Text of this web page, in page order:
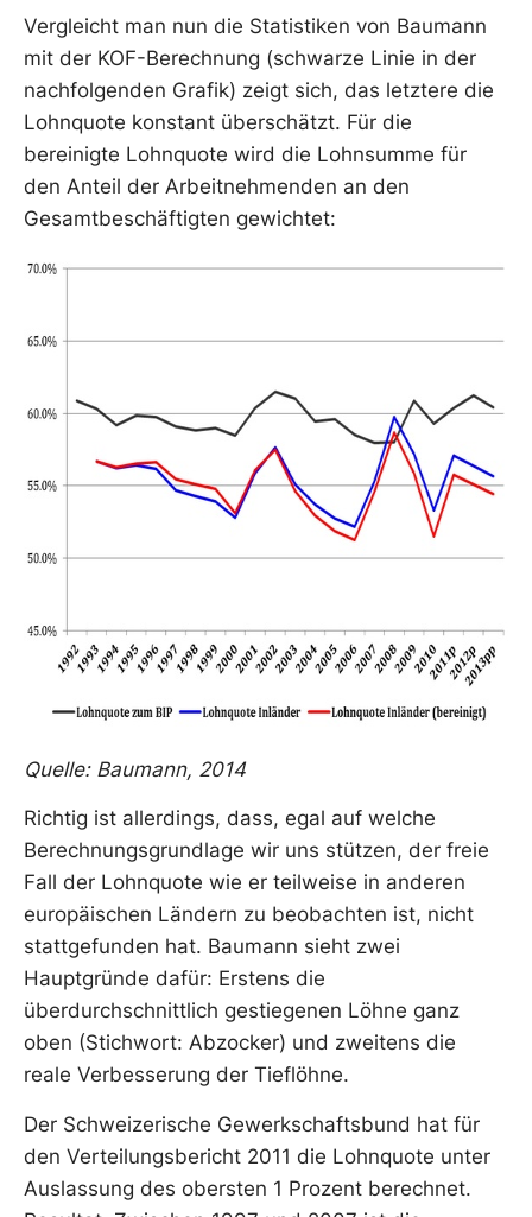
Vergleicht man nun die Statistiken von Baumann
mit der KOF-Berechnung (schwarze Linie in der
nachfolgenden Grafik) zeigt sich, das letztere die
Lohnquote konstant überschätzt. Für die
bereinigte Lohnquote wird die Lohnsumme für
den Anteil der Arbeitnehmenden an den
Gesamtbeschäftigten gewichtet:
Quelle: Baumann, 2014
Richtig ist allerdings, dass, egal auf welche
Berechnungsgrundlage wir uns stützen, der freie
Fall der Lohnquote wie er teilweise in anderen
europäischen Ländern zu beobachten ist, nicht
stattgefunden hat. Baumann sieht zwei
Hauptgründe dafür: Erstens die
überdurchschnittlich gestiegenen Löhne ganz
oben (Stichwort: Abzocker) und zweitens die
reale Verbesserung der Tieflöhne.
Der Schweizerische Gewerkschaftsbund hat für
den Verteilungsbericht 2011 die Lohnquote unter
Auslassung des obersten 1 Prozent berechnet.